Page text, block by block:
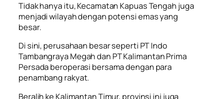
Tidak hanya itu, Kecamatan Kapuas Tengah juga
menjadi wilayah dengan potensi emas yang
besar.
Di sini, perusahaan besar seperti PT Indo
Tambangraya Megah dan PT Kalimantan Prima
Persada beroperasi bersama dengan para
penambang rakyat.
Beralih ke Kalimantan Timur, provinsi ini juga